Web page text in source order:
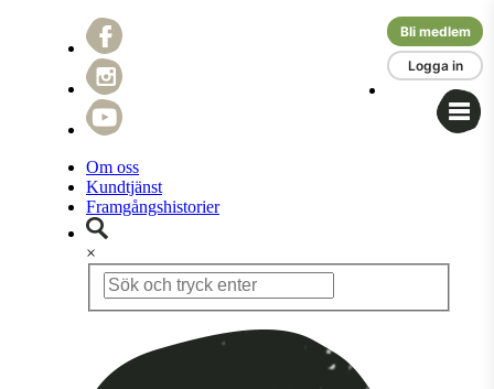
Om oss
Kundtjänst
Framgångshistorier
×
Bli medlem
Logga in